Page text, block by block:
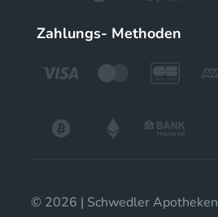
Zahlungs- Methoden
© 2026 | Schwedler Apotheken